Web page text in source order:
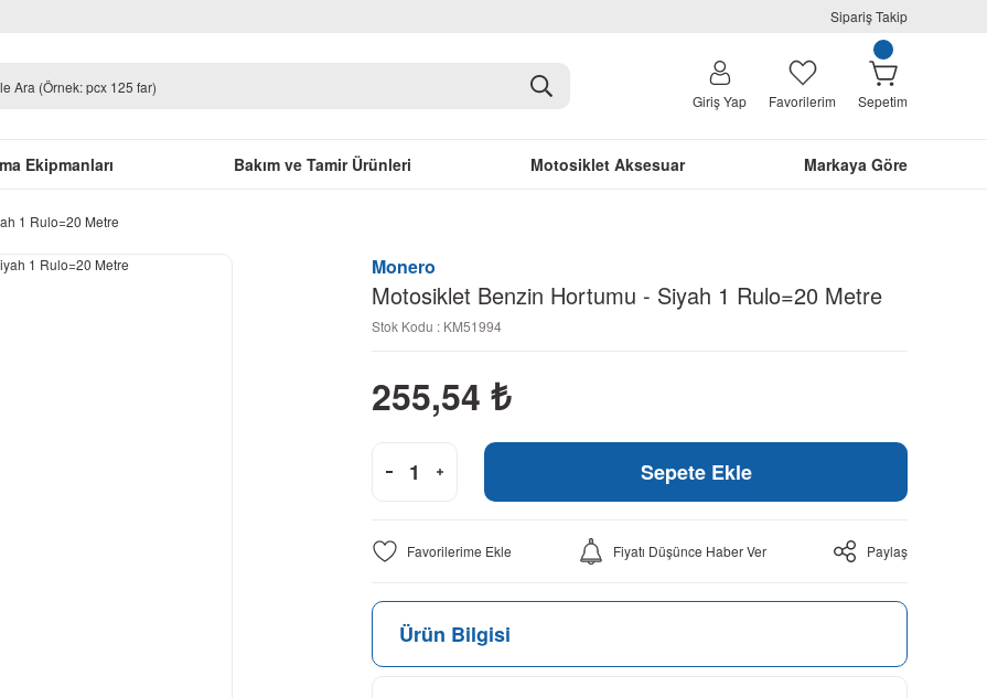
Sipariş Takip
Giriş Yap Favorilerim Sepetim
Ekipmanları Bakım ve Tamir Ürünleri Motosiklet Aksesuar Markaya Göre
1 Rulo=20 Metre
Monero
Motosiklet Benzin Hortumu - Siyah 1 Rulo=20 Metre
Stok Kodu : KM51994
255,54 ₺
Sepete Ekle
Fiyatı Düşünce Haber Ver Paylaş
Ürün Bilgisi